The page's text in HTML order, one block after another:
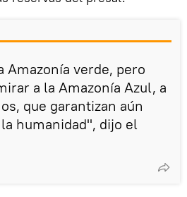
Amazonía verde, pero
a la Amazonía Azul, a
que garantizan aún
humanidad", dijo el